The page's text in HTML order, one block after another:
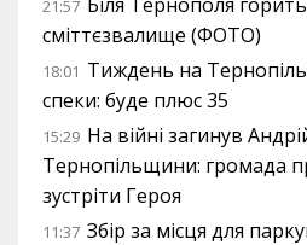
21:57
сміттєзвалище (ФОТО)
18:01 Тиждень на
спеки: буде плюс 35
15:29 На війні загинув
Тернопільщини: громада
зустріти Героя
11:37 Збір за місця для